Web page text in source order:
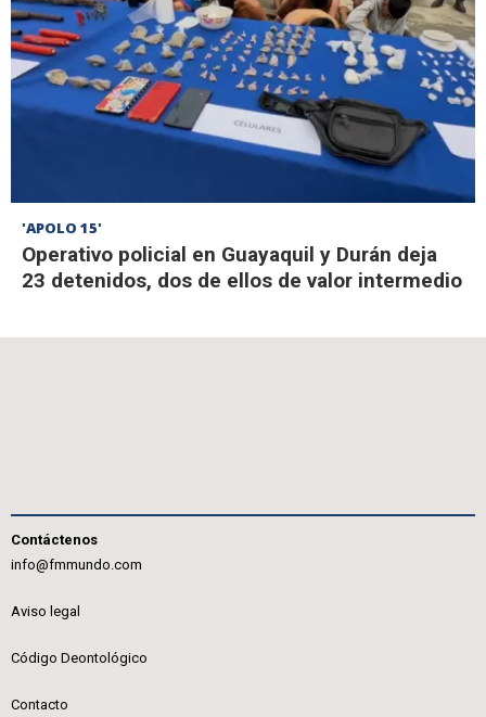
'APOLO 15'
Operativo policial en Guayaquil y Durán deja
23 detenidos, dos de ellos de valor intermedio
Contáctenos
info@fmmundo.com
Aviso legal
Código Deontológico
Contacto